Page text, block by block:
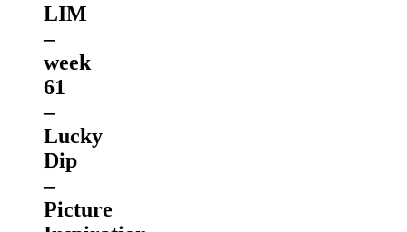
LIM
–
week
61
–
Lucky
Dip
–
Picture